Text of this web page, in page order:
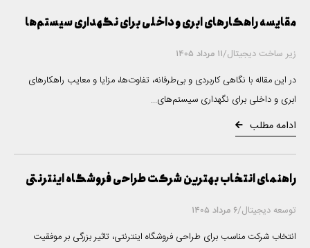
زیر ساخت دیجیتال/11 مرداد 1405
مقایسه راهکارهای ابری و داخلی برای نگهداری سیستم‌ها
در این مقاله با نگاهی کاربردی و بی‌طرفانه، تفاوت‌ها، مزایا و معایب راهکارهای
ابری و داخلی برای نگهداری سیستم‌های...
ادامه مطلب
توسعه دیجیتال/6 مرداد 1405
راهنمای انتخاب بهترین شرکت طراحی فروشگاه اینترنتی
انتخاب شرکت مناسب برای طراحی فروشگاه اینترنتی، تاثیر بزرگی بر موفقیت